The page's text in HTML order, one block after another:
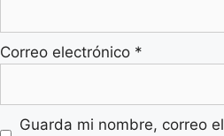
Correo electrónico *
Guarda mi nombre, correo